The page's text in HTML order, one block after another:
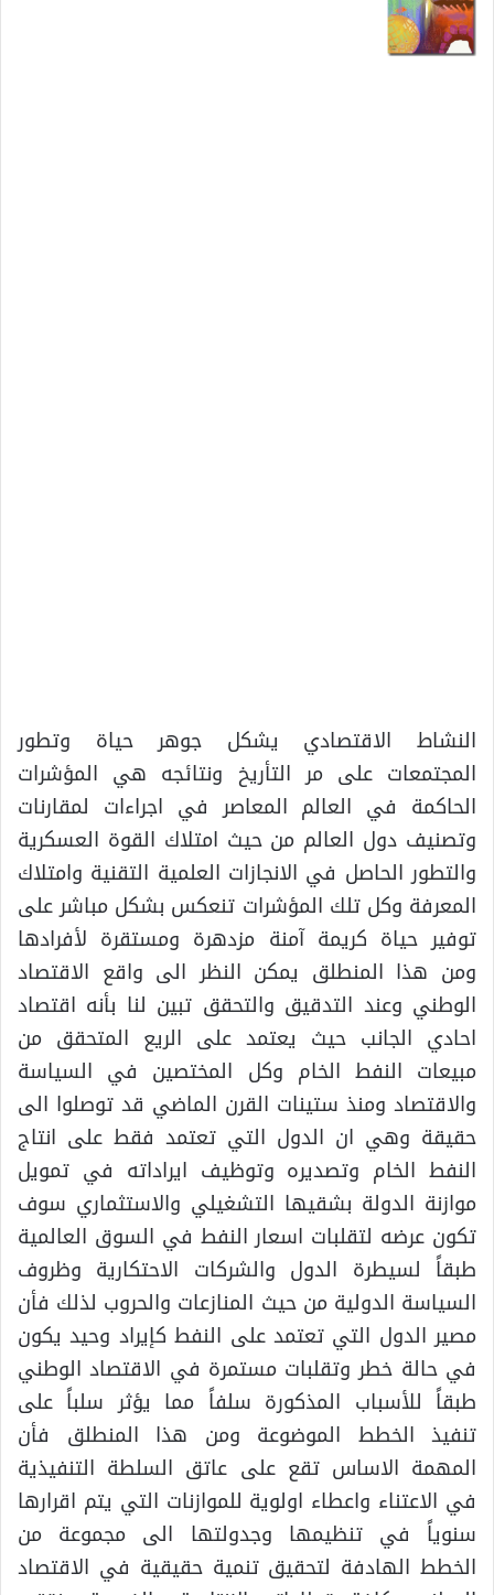
النشاط الاقتصادي يشكل جوهر حياة وتطور
المجتمعات على مر التأريخ ونتائجه هي المؤشرات
الحاكمة في العالم المعاصر في اجراءات لمقارنات
وتصنيف دول العالم من حيث امتلاك القوة العسكرية
والتطور الحاصل في الانجازات العلمية التقنية وامتلاك
المعرفة وكل تلك المؤشرات تنعكس بشكل مباشر على
توفير حياة كريمة آمنة مزدهرة ومستقرة لأفرادها
ومن هذا المنطلق يمكن النظر الى واقع الاقتصاد
الوطني وعند التدقيق والتحقق تبين لنا بأنه اقتصاد
احادي الجانب حيث يعتمد على الريع المتحقق من
مبيعات النفط الخام وكل المختصين في السياسة
والاقتصاد ومنذ ستينات القرن الماضي قد توصلوا الى
حقيقة وهي ان الدول التي تعتمد فقط على انتاج
النفط الخام وتصديره وتوظيف ايراداته في تمويل
موازنة الدولة بشقيها التشغيلي والاستثماري سوف
تكون عرضه لتقلبات اسعار النفط في السوق العالمية
طبقاً لسيطرة الدول والشركات الاحتكارية وظروف
السياسة الدولية من حيث المنازعات والحروب لذلك فأن
مصير الدول التي تعتمد على النفط كإيراد وحيد يكون
في حالة خطر وتقلبات مستمرة في الاقتصاد الوطني
طبقاً للأسباب المذكورة سلفاً مما يؤثر سلباً على
تنفيذ الخطط الموضوعة ومن هذا المنطلق فأن
المهمة الاساس تقع على عاتق السلطة التنفيذية
في الاعتناء واعطاء اولوية للموازنات التي يتم اقرارها
سنوياً في تنظيمها وجدولتها الى مجموعة من
الخطط الهادفة لتحقيق تنمية حقيقية في الاقتصاد